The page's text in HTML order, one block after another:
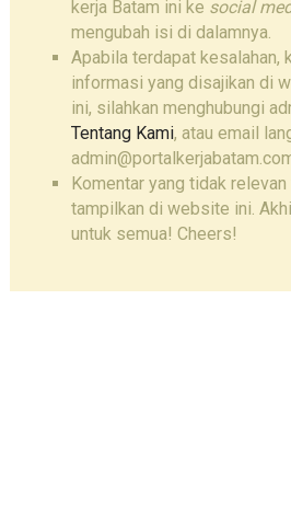
kerja Batam ini ke social
mengubah isi di dalamnya.
Apabila terdapat kesalahan,
informasi yang disajikan di
ini, silahkan menghubungi
Tentang Kami, atau email
Komentar yang tidak
tampilkan di website ini.
untuk semua! Cheers!